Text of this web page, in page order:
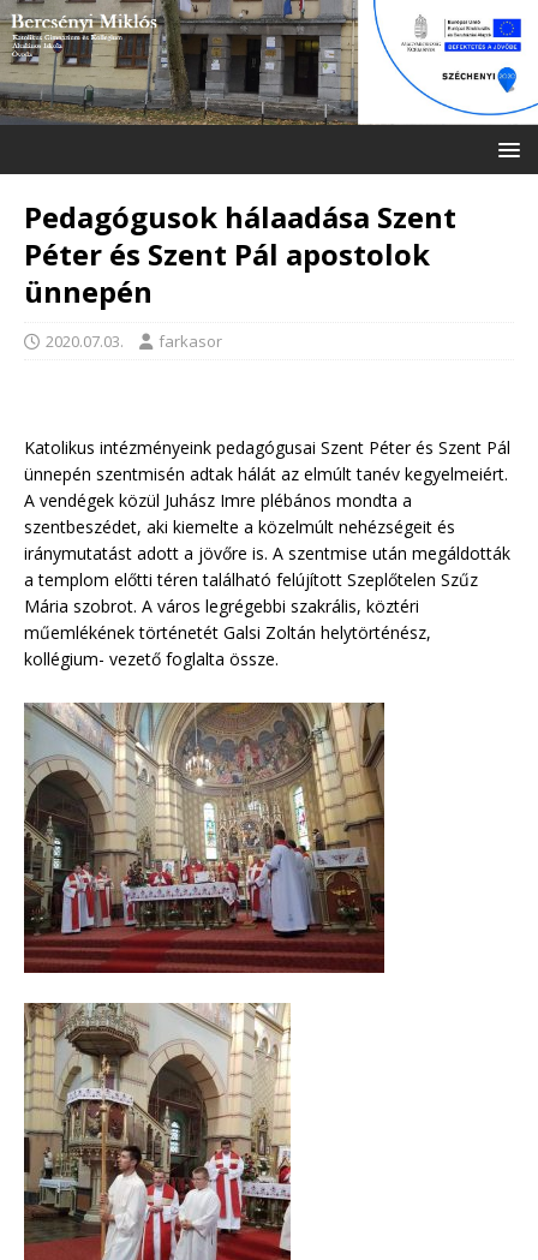
Pedagógusok hálaadása Szent
Péter és Szent Pál apostolok
ünnepén
2020.07.03. farkasor
Katolikus intézményeink pedagógusai Szent Péter és Szent Pál
ünnepén szentmisén adtak hálát az elmúlt tanév kegyelmeiért.
A vendégek közül Juhász Imre plébános mondta a
szentbeszédet, aki kiemelte a közelmúlt nehézségeit és
iránymutatást adott a jövőre is. A szentmise után megáldották
a templom előtti téren található felújított Szeplőtelen Szűz
Mária szobrot. A város legrégebbi szakrális, köztéri
műemlékének történetét Galsi Zoltán helytörténész,
kollégium- vezető foglalta össze.